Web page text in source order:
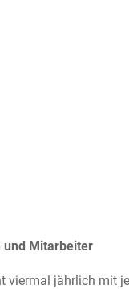
Mitarbeiter
viermal jährlich mit